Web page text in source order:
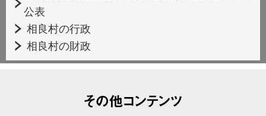
公表
相良村の行政
相良村の財政